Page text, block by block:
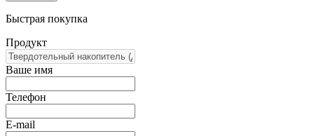
Быстрая покупка
Продукт
Ваше имя
Телефон
E-mail